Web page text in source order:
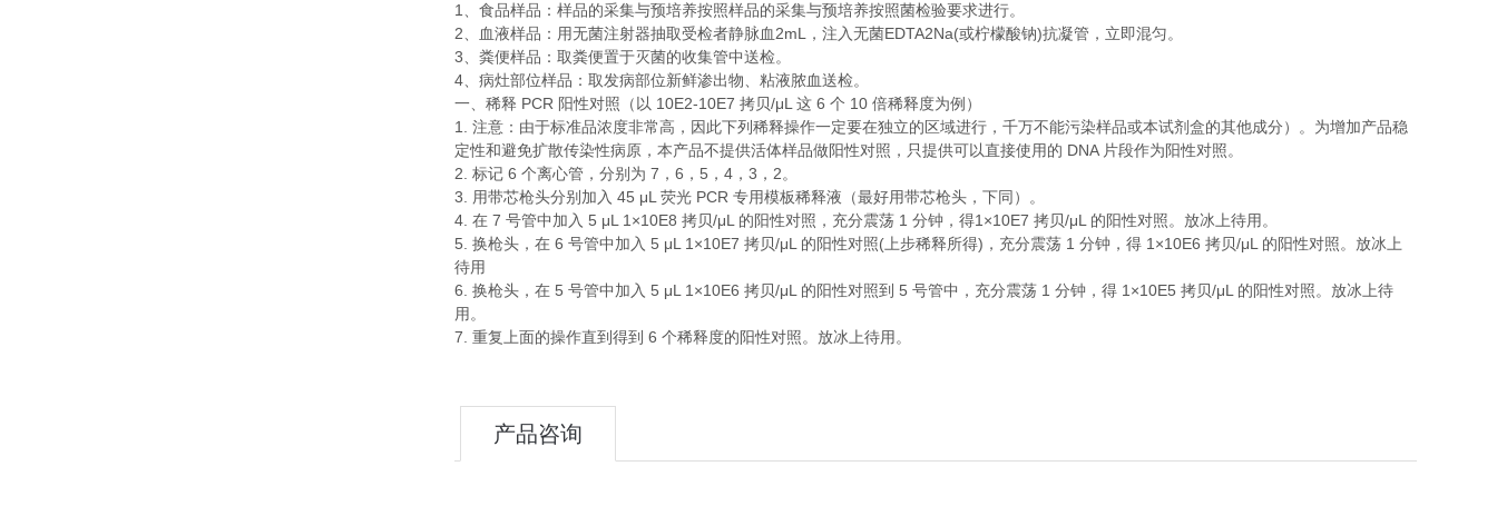
1 、食品样品：样品的采集与预培养按照样品的采集与预培养按照菌检验要求进行。
2、血液样品：用无菌注射器抽取受检者静脉血 2mL ，注入无菌EDTA2Na(或柠檬酸钠)抗凝管，立即混匀。
3、粪便样品：取粪便置于灭菌的收集管中送检。
4、病灶部位样品：取发病部位新鲜渗出物、粘液脓血送检。
一、稀释 PCR 阳性对照（以 10E2-10E7 拷贝/μL 这 6 个 10 倍稀释度为例）
1. 注意：由于标准品浓度非常高，因此下列稀释操作一定要在独立的区域进行，千万不能污染样品或本试剂盒的其他成分）。为增加产品稳
定性和避免扩散传染性病原，本产品不提供活体样品做阳性对照，只提供可以直接使用的 DNA 片段作为阳性对照。
2. 标记 6 个离心管，分别为 7 ， 6 ， 5 ， 4 ， 3 ， 2。
3. 用带芯枪头分别加入 45 μL 荧光 PCR 专用模板稀释液（最好用带芯枪头，下同）。
4. 在 7 号管中加入 5 μL 1×10E8 拷贝/μL 的阳性对照，充分震荡 1 分钟，得1×10E7 拷贝/μL 的阳性对照。放冰上待用。
5. 换枪头，在 6 号管中加入 5 μL 1×10E7 拷贝/μL 的阳性对照(上步稀释所得) ，充分震荡 1 分钟，得 1×10E6 拷贝/μL 的阳性对照。放冰上
待用
6. 换枪头，在 5 号管中加入 5 μL 1×10E6 拷贝/μL 的阳性对照到 5 号管中，充分震荡 1 分钟，得 1×10E5 拷贝/μL 的阳性对照。放冰上待
用。
7. 重复上面的操作直到得到 6 个稀释度的阳性对照。放冰上待用。
产品咨询